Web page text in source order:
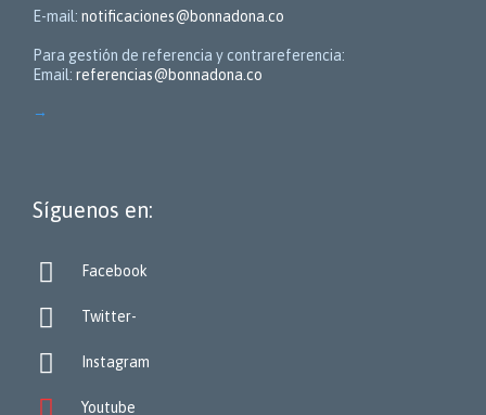
E-mail: notificaciones@bonnadona.co
Para gestión de referencia y contrareferencia:
Email: referencias@bonnadona.co
→
Síguenos en:
 Facebook
 Twitter-
 Instagram
Youtube